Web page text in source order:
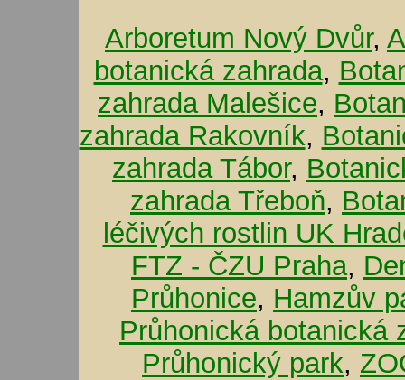
Arboretum Nový Dvůr,
botanická zahrada,
zahrada Malešice,
zahrada Rakovník,
zahrada Tábor,
zahrada Třeboň,
léčivých rostlin UK
FTZ - ČZU Praha,
Průhonice, Hamzův
Průhonická botanická
Průhonický park,